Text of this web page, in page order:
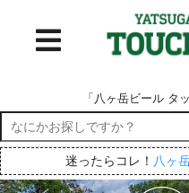
「八ヶ岳ビール タ
迷ったらコレ！ 八ヶ